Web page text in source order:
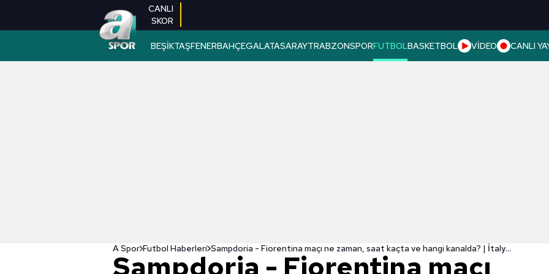
CANLI
SKOR
BEŞİKTAŞFENERBAHÇEGALATASARAYTRABZONSPORFUTBOLBASKETBOL VİDEO CANLI
A Spor Futbol Haberleri Sampdoria - Fiorentina maçı ne zaman, saat kaçta ve hangi kanalda? | İtalya Serie A
Sampdoria - Fiorentina maçı